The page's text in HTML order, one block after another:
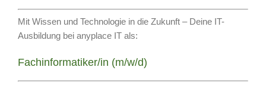
Mit Wissen und Technologie in die Zukunft – Deine IT-
Ausbildung bei anyplace IT als:
Fachinformatiker/in (m/w/d)